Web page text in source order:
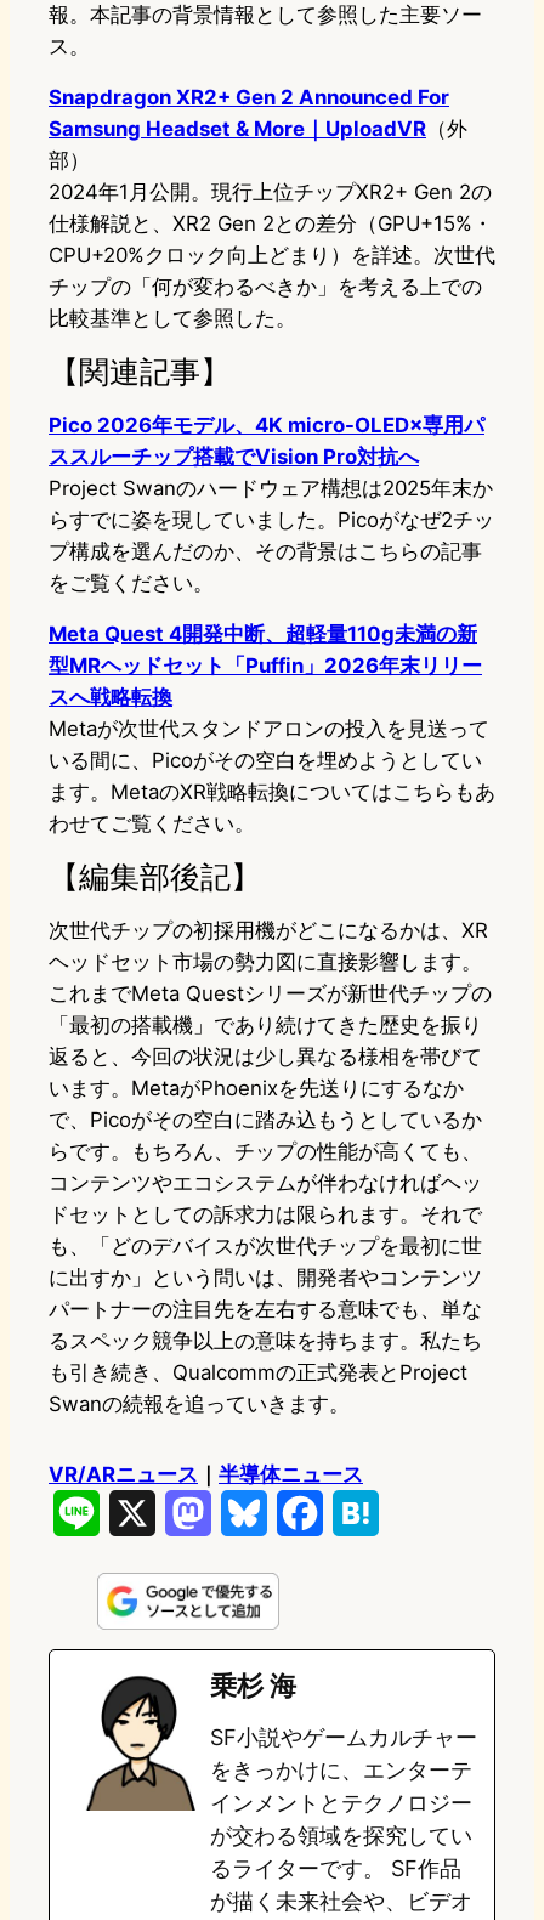
報。本記事の背景情報として参照した主要ソー
ス。
Snapdragon XR2+ Gen 2 Announced For
Samsung Headset & More｜UploadVR （外
部）
2024年1月公開。現行上位チップXR2+ Gen 2の
仕様解説と、XR2 Gen 2との差分（GPU+15%・
CPU+20%クロック向上どまり）を詳述。次世代
チップの「何が変わるべきか」を考える上での
比較基準として参照した。
【関連記事】
Pico 2026年モデル、4K micro-OLED×専用パ
ススルーチップ搭載でVision Pro対抗へ
Project Swanのハードウェア構想は2025年末か
らすでに姿を現していました。Picoがなぜ2チッ
プ構成を選んだのか、その背景はこちらの記事
をご覧ください。
Meta Quest 4開発中断、超軽量110g未満の新
型MRヘッドセット「Puffin」2026年末リリー
スへ戦略転換
Metaが次世代スタンドアロンの投入を見送って
いる間に、Picoがその空白を埋めようとしてい
ます。MetaのXR戦略転換についてはこちらもあ
わせてご覧ください。
【編集部後記】
次世代チップの初採用機がどこになるかは、XR
ヘッドセット市場の勢力図に直接影響します。
これまでMeta Questシリーズが新世代チップの
「最初の搭載機」であり続けてきた歴史を振り
返ると、今回の状況は少し異なる様相を帯びて
います。MetaがPhoenixを先送りにするなか
で、Picoがその空白に踏み込もうとしているか
らです。もちろん、チップの性能が高くても、
コンテンツやエコシステムが伴わなければヘッ
ドセットとしての訴求力は限られます。それで
も、「どのデバイスが次世代チップを最初に世
に出すか」という問いは、開発者やコンテンツ
パートナーの注目先を左右する意味でも、単な
るスペック競争以上の意味を持ちます。私たち
も引き続き、Qualcommの正式発表とProject
Swanの続報を追っていきます。
VR/ARニュース ｜ 半導体ニュース
n
e
s
t
o
d
o
n
u
e
s
k
y
e
o
o
k
e
a
乗杉 海
SF小説やゲームカルチャー
をきっかけに、エンターテ
インメントとテクノロジー
が交わる領域を探究してい
るライターです。 SF作品
が描く未来社会や、ビデオ